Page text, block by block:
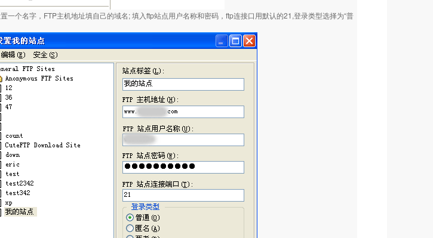
一个名字，FTP主机地址填自己的域名; 填入ftp站点用户名称和密码，ftp连接口用默认的21,登录类型选择为“普